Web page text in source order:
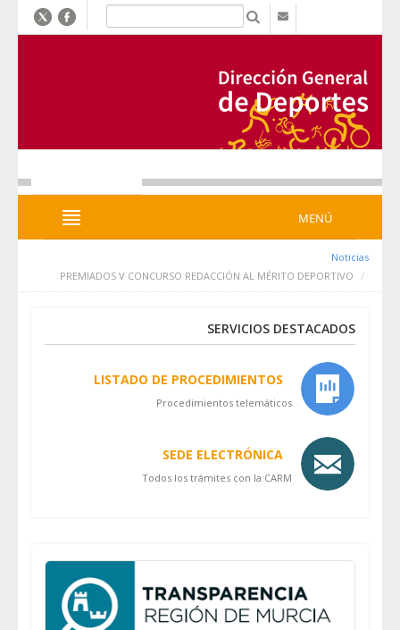
MENÚ
Noticias
PREMIADOS V CONCURSO REDACCIÓN AL MÉRITO DEPORTIVO
SERVICIOS DESTACADOS
LISTADO DE PROCEDIMIENTOS
Procedimientos telemáticos
SEDE ELECTRÓNICA
Todos los trámites con la CARM